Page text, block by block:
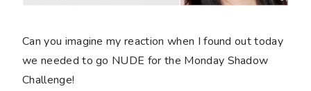
Can you imagine my reaction when I found out today
we needed to go NUDE for the Monday Shadow
Challenge!